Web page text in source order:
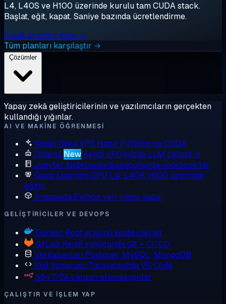
L4, L40S ve H100 üzerinde kurulu tam CUDA stack.
Başlat, eğit, kapat. Saniye bazında ücretlendirme.
1 saat ücretsiz dene →
Tüm planları karşılaştır →
Çözümler
Yapay zekâ geliştiricilerinin ve yazılımcıların gerçekten
kullandığı yığınlar.
AI VE MAKINE ÖĞRENMESI
Yapay Zeka VPS Hazır PyTorch ve CUDA
Ollama New Kendi VPS'inizde LLM çalıştırın
Jupyter Notebooks Sunucunuzda notebook'lar
Deep Learning GPU L4, L40S, H100 üzerinde
eğitin
Anaconda Python veri yığını, hazır
GELIŞTIRICILER VE DEVOPS
Docker Root erişimli konteynerler
GitLab Kendi sunucunda Git + CI/CD
Veritabanları Postgres, MySQL, MongoDB
Kod Sunucusu Tarayıcınızda VS Code
n8n 7/24 çalışan otomasyonlar
ÇALIŞTIR VE IŞLEM YAP